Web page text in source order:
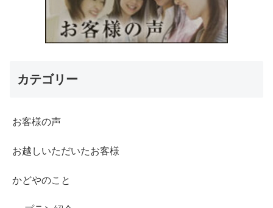
カテゴリー
お客様の声
お越しいただいたお客様
かどやのこと